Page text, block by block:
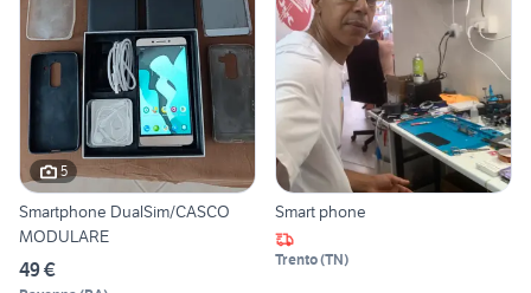
5
Smartphone DualSim/CASCO
MODULARE
49 €
Smart phone
Trento(TN)